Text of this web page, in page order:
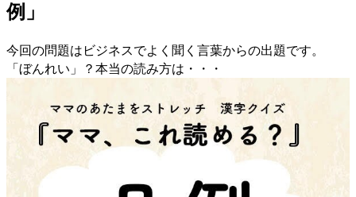
例」
今回の問題はビジネスでよく聞く言葉からの出題です。
「ぼんれい」？本当の読み方は・・・